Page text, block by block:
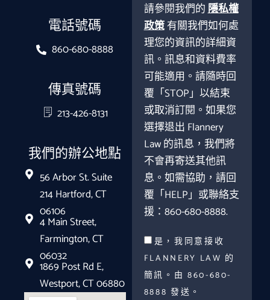
電話號碼
860-680-8888
傳真號碼
213-426-8131
我們的辦公地點
56 Arbor St. Suite
214 Hartford, CT
06106
4 Main Street,
Farmington, CT
06032
1869 Post Rd E,
Westport, CT 06880
請參閱我們的隱私權
政策有關我們如何處
理您的資訊的詳細資
訊。訊息和資料費率
可能適用。請隨時回
覆「STOP」以結束
或取消訂閱。如果您
選擇退出 Flannery
Law 的訊息，我們將
不會再寄送其他訊
息。如需協助，請回
覆「HELP」或聯絡支
援：860-680-8888.
是，我同意接收
FLANNERY LAW 的
簡訊。由 860-680-
8888 發送。